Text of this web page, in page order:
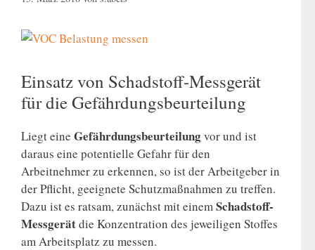
Einsatz von Schadstoff-Messgerät
für die Gefährdungsbeurteilung
Liegt eine Gefährdungsbeurteilungvor und ist
daraus eine potentielle Gefahr für den
Arbeitnehmer zu erkennen, so ist der Arbeitgeber in
der Pflicht, geeignete Schutzmaßnahmen zu treffen.
Dazu ist es ratsam, zunächst mit einemSchadstoff-
Messgerätdie Konzentration des jeweiligen Stoffes
am Arbeitsplatz zu messen.